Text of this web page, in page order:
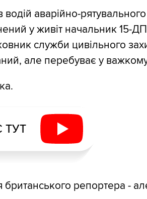
аварійно-рятувального
у живіт начальник 15-
служби цивільного
але перебуває у важкому
ТУТ
репортера -